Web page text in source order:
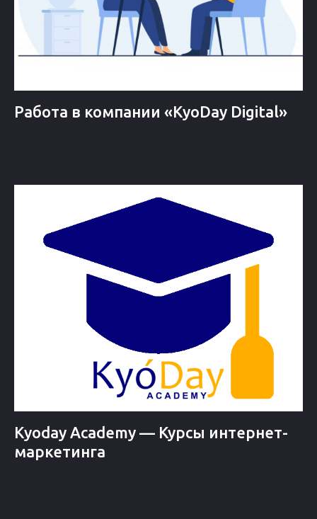
Работа в компании «KyoDay Digital»
Kyoday Academy — Курсы интернет-
маркетинга